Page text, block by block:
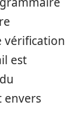
vérification
est
envers